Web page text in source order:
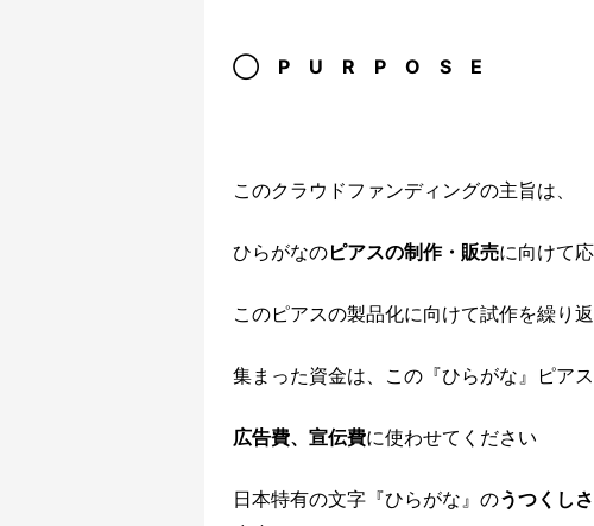
◯ P U R P O S E
このクラウドファンディングの主旨は、
ひらがなのピアスの制作・販売に向けて
このピアスの製品化に向けて試作を繰り
集まった資金は、この『ひらがな』ピア
広告費、宣伝費に使わせてください
日本特有の文字『ひらがな』のうつくし